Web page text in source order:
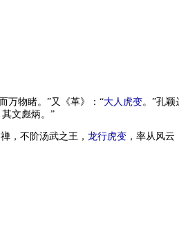
物睹。”又《革》：“大人虎变。”孔颖
文彪炳。”
，不阶汤武之王， 龙行虎变 ，率从风云